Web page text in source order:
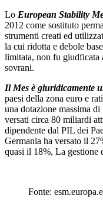
Lo European Stability
2012 come sostituto
strumenti creati ed
la cui ridotta e debole
limitata, non fu giudficata
sovrani.
Il Mes è giuridicamente
paesi della zona euro e
una dotazione massima
versati circa 80 miliardi
dipendente dal PIL dei
Germania ha versato il
quasi il 18%, La gestione
Fonte: